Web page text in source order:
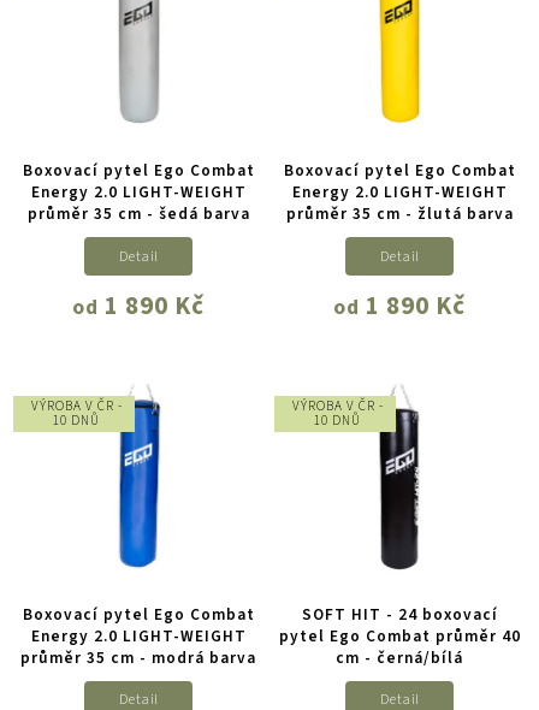
Boxovací pytel Ego Combat
Energy 2.0 LIGHT-WEIGHT
průměr 35 cm - šedá barva
od 1 890 Kč
Detail
Boxovací pytel Ego Combat
Energy 2.0 LIGHT-WEIGHT
průměr 35 cm - žlutá barva
od 1 890 Kč
Detail
VÝROBA V ČR -
10 DNŮ
Boxovací pytel Ego Combat
Energy 2.0 LIGHT-WEIGHT
průměr 35 cm - modrá barva
Detail
VÝROBA V ČR -
10 DNŮ
SOFT HIT - 24 boxovací
pytel Ego Combat průměr 40
cm - černá/bílá
Detail